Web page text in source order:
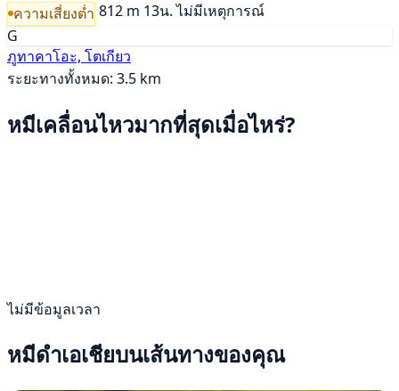
ความเสี่ยงต่ำ 812 m 13น. ไม่มีเหตุการณ์
G
ภูทาคาโอะ, โตเกียว
ระยะทางทั้งหมด: 3.5 km
หมีเคลื่อนไหวมากที่สุดเมื่อไหร่?
ไม่มีข้อมูลเวลา
หมีดำเอเชียบนเส้นทางของคุณ